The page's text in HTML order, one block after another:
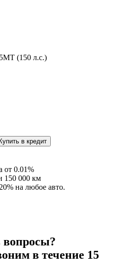
(150 л.с.)
в кредит
от 0.01%
150 000 км
на любое авто.
вопросы?
в течение 15